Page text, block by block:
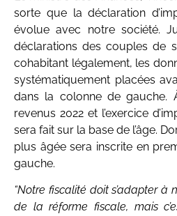
sorte que la déclaration
évolue avec notre société.
déclarations des couples de
cohabitant légalement, les
systématiquement placées
dans la colonne de gauche.
revenus 2022 et l’exercice
sera fait sur la base de l’âge.
plus âgée sera inscrite en
gauche.
“Notre fiscalité doit s’adapter à
de la réforme fiscale, mais